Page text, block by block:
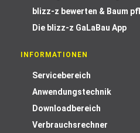
blizz-z bewerten & Baum
Die blizz-z GaLaBau App
INFORMATIONEN
Servicebereich
Anwendungstechnik
Downloadbereich
Verbrauchsrechner